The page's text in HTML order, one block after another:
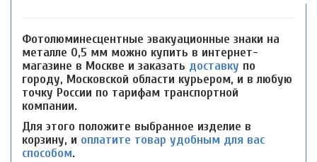
Фотолюминесцентные эвакуационные знаки на
металле 0,5 мм можно купить в интернет-
магазине в Москве и заказать доставку по
городу, Московской области курьером, и в любую
точку России по тарифам транспортной
компании.
Для этого положите выбранное изделие в
корзину, и оплатите товар удобным для вас
способом.